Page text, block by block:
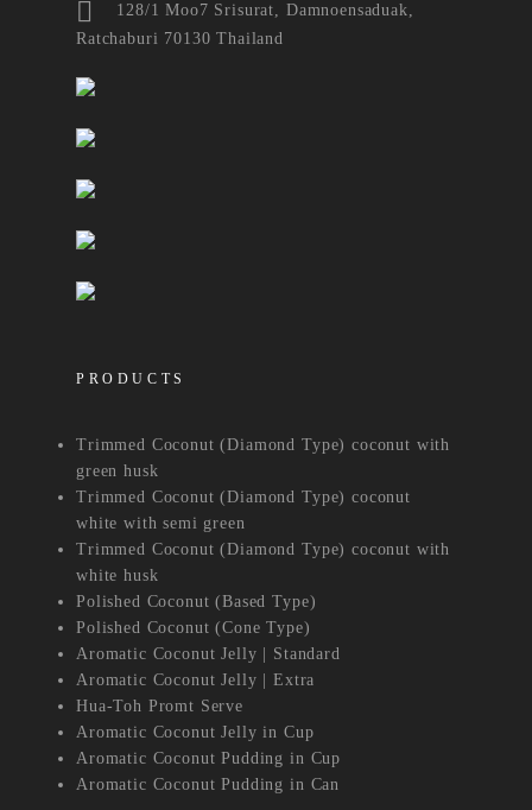
128/1 Moo7 Srisurat, Damnoensaduak,
Ratchaburi 70130 Thailand
PRODUCTS
Trimmed Coconut (Diamond Type) coconut with
green husk
Trimmed Coconut (Diamond Type) coconut
white with semi green
Trimmed Coconut (Diamond Type) coconut with
white husk
Polished Coconut (Based Type)
Polished Coconut (Cone Type)
Aromatic Coconut Jelly | Standard
Aromatic Coconut Jelly | Extra
Hua-Toh Promt Serve
Aromatic Coconut Jelly in Cup
Aromatic Coconut Pudding in Cup
Aromatic Coconut Pudding in Can